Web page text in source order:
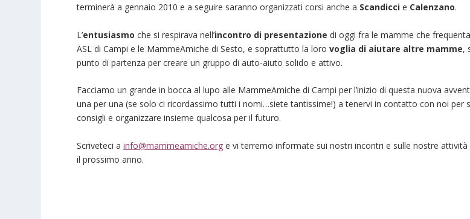
terminerà a gennaio 2010 e a seguire saranno organizzati corsi anche a Scandicci e Calenzano.
L’entusiasmo che si respirava nell’incontro di presentazione di oggi fra le mamme che
ASL di Campi e le MammeAmiche di Sesto, e soprattutto la lorovoglia di aiutare altre mamme,
punto di partenza per creare un gruppo di auto-aiuto solido e attivo.
Facciamo un grande in bocca al lupo alle MammeAmiche di Campi per l’inizio di questa nuova
una per una (se solo ci ricordassimo tutti i nomi…siete tantissime!) a tenervi in contatto con noi per
consigli e organizzare insieme qualcosa per il futuro.
Scriveteci ainfo@mammeamiche.org e vi terremo informate sui nostri incontri e sulle nostre
il prossimo anno.